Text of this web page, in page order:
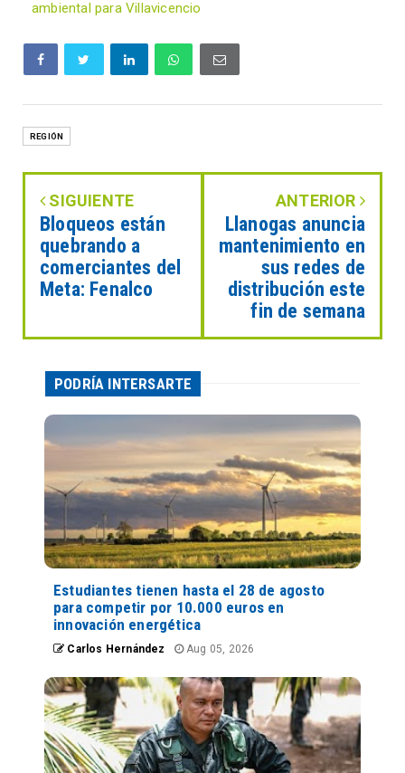
ambiental para Villavicencio
REGIÓN
SIGUIENTE
Bloqueos están
quebrando a
comerciantes del
Meta: Fenalco
ANTERIOR
Llanogas anuncia
mantenimiento en
sus redes de
distribución este
fin de semana
PODRÍA INTERSARTE
Estudiantes tienen hasta el 28 de agosto
para competir por 10.000 euros en
innovación energética
Carlos Hernández Aug 05, 2026